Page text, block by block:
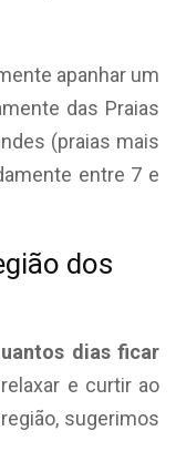
apanhar um
das Praias
(praias mais
entre 7 e
dos
dias ficar
e curtir ao
sugerimos